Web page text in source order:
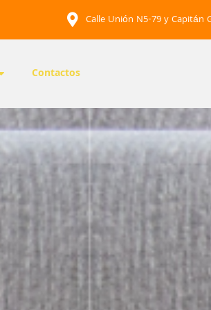
Calle Unión N5-79 y Capitán
Contactos